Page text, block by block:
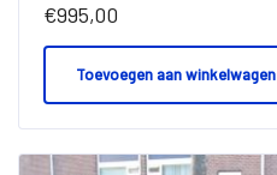
€995,00
Toevoegen aan winkelwagen